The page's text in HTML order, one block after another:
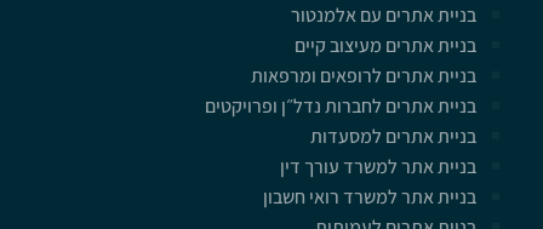
בניית אתרים עם אלמנטור
בניית אתרים מעיצוב קיים
בניית אתרים לרופאים ומרפאות
בניית אתרים לחברות נדל״ן ופרויקטים
בניית אתרים למסעדות
בניית אתר למשרד עורך דין
בניית אתר למשרד רואי חשבון